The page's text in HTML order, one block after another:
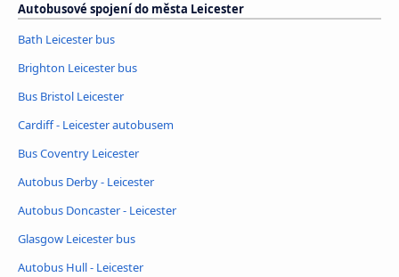
Autobusové spojení do města Leicester
Bath Leicester bus
Brighton Leicester bus
Bus Bristol Leicester
Cardiff - Leicester autobusem
Bus Coventry Leicester
Autobus Derby - Leicester
Autobus Doncaster - Leicester
Glasgow Leicester bus
Autobus Hull - Leicester